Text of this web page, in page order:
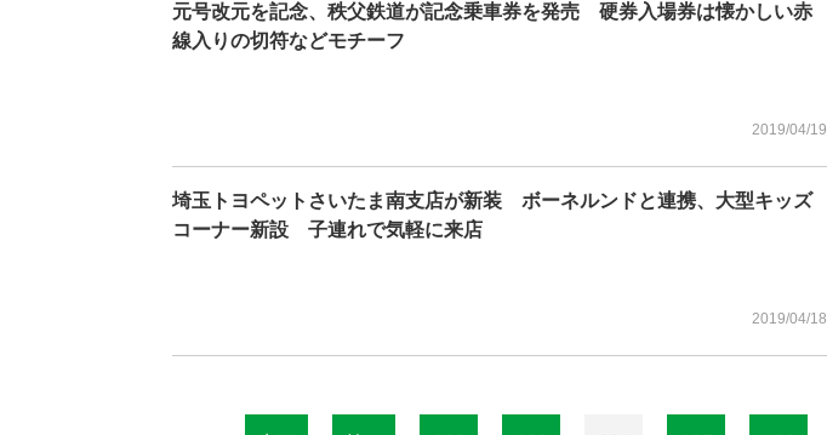
元号改元を記念、秩父鉄道が記念乗車券を発売 硬券入場券は懐かしい赤
線入りの切符などモチーフ
2019/04/19
埼玉トヨペットさいたま南支店が新装 ボーネルンドと連携、大型キッズ
コーナー新設 子連れで気軽に来店
2019/04/18